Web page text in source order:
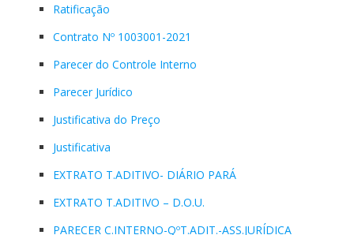
Ratificação
Contrato Nº 1003001-2021
Parecer do Controle Interno
Parecer Jurídico
Justificativa do Preço
Justificativa
EXTRATO T.ADITIVO- DIÁRIO PARÁ
EXTRATO T.ADITIVO – D.O.U.
PARECER C.INTERNO-QºT.ADIT.-ASS.JURÍDICA